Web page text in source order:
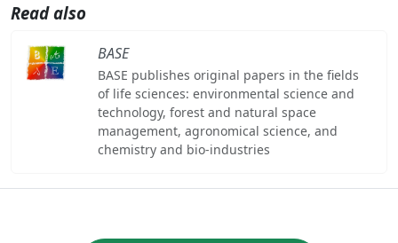
Read also
BASE
BASE publishes original papers in the fields
of life sciences: environmental science and
technology, forest and natural space
management, agronomical science, and
chemistry and bio-industries